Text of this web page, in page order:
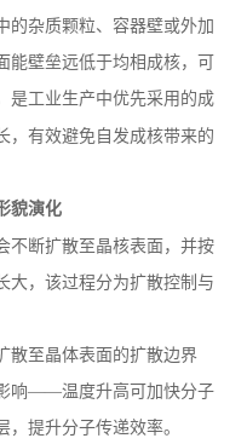
的杂质颗粒、容器壁或外加
能壁垒远低于均相成核，可
是工业生产中优先采用的成
，有效避免自发成核带来的
貌演化
不断扩散至晶核表面，并按
大，该过程分为扩散控制与
散至晶体表面的扩散边界
响——温度升高可加快分子
提升分子传递效率。